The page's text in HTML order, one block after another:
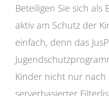
Beteiligen Sie sich als
aktiv am Schutz der
einfach, denn das
Kinder nicht nur nach
serverbasierter